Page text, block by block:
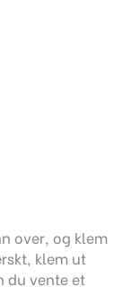
over, og klem
klem ut
du vente et